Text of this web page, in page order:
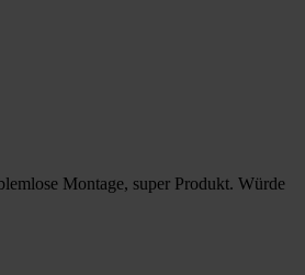
Montage, super Produkt. Würde